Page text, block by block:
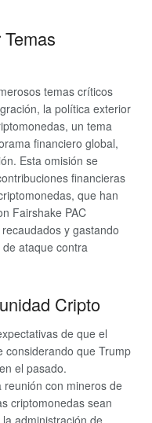
temas críticos
la política exterior
un tema
financiero global,
Esta omisión se
financieras
que han
Fairshake PAC
y gastando
ataque contra
Cripto
de que el
considerando que Trump
el pasado.
reunión con mineros de
criptomonedas sean
administración de